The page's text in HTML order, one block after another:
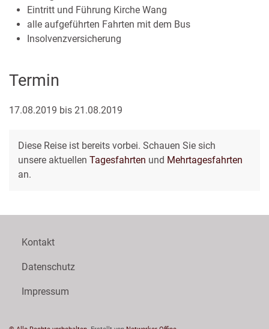
Eintritt und Führung Kirche Wang
alle aufgeführten Fahrten mit dem Bus
Insolvenzversicherung
Termin
17.08.2019 bis 21.08.2019
Diese Reise ist bereits vorbei. Schauen Sie sich
unsere aktuellen Tagesfahrten und Mehrtagesfahrten
an.
Kontakt
Datenschutz
Impressum